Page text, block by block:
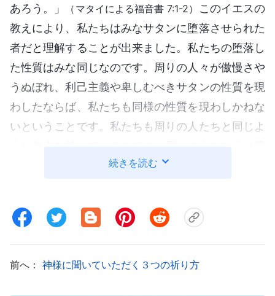
あろう。」 （マタイによる福音書 7:1-2）
このイエスの
教えにより、私たちはみなサタンに堕落させられた
者だと理解することが出来ました。私たちの堕落し
た性質はみな同じなのです。周りの人々が傲慢さや
うぬぼれ、利己主義や卑しむべきサタンの性質を現
わしたならば、私たちも同様の性質を現わしかねな
いということです。私たちも周りの人たちと同じよ
れている訳ではないのです。もし欠点や腐敗によっ
は真に傲慢で自分を知らなすぎるということなので
す。ですから、周りの人たちがどのように堕落して
いるか、どのような罪を現わすかにかかわらず、私
たちは正しい接し方をし、勝手に裁いたりその人を
続きを読む
前へ： 神様に聞いていただく３つの祈り方